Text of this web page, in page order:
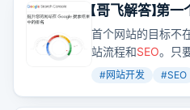
【哥飞解答】第
怎么做？
首个网站的目标不
站流程和SEO。只
搜索结果中排名前
#网站开发 #SEO